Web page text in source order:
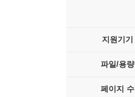
지원기기
파일/용량
페이지 수